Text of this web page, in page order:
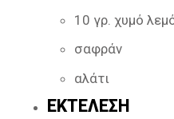
10 γρ. χυμό
σαφράν
αλάτι
ΕΚΤΕΛΕΣΗ